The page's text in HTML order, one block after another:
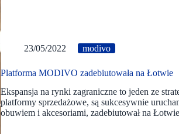
23/05/2022 modivo
Platforma MODIVO zadebiutowała na Łotwie
Ekspansja na rynki zagraniczne to jeden ze
platformy sprzedażowe, są sukcesywnie
obuwiem i akcesoriami, zadebiutował na